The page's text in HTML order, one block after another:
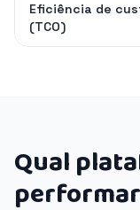
Eficiência de
(TCO)
Qual